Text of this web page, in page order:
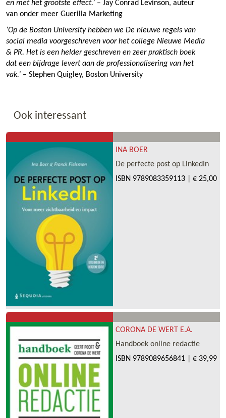
en met het grootste effect.’ – Jay Conrad Levinson, auteur
van onder meer Guerilla Marketing
‘Op de Boston University hebben we De nieuwe regels van
social media voorgeschreven voor het college Nieuwe Media
& PR. Het is een helder geschreven en zeer praktisch boek
dat een bijdrage levert aan de professionalisering van het
vak.’ – Stephen Quigley, Boston University
Ook interessant
INA BOER
De perfecte post op LinkedIn
ISBN 9789083359113 € 25,00
CORONA DE WERT E.A.
Handboek online redactie
ISBN 9789089656841 € 39,99